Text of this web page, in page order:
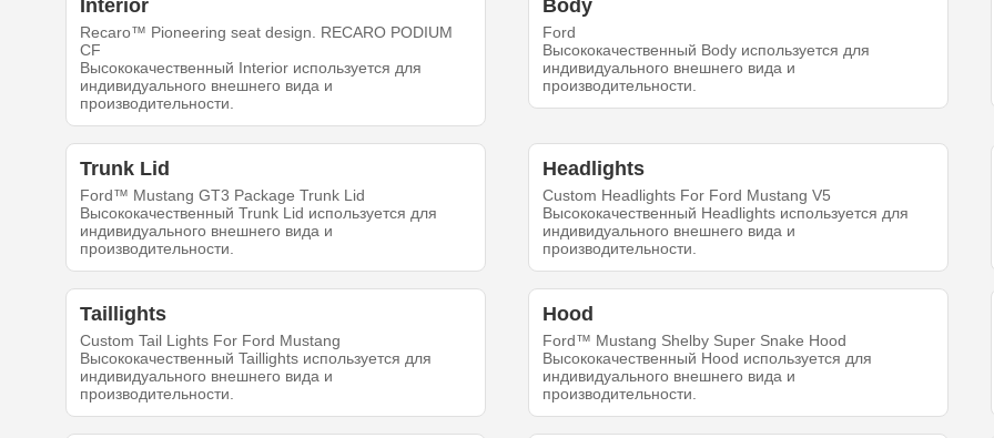
Interior
Recaro™ Pioneering seat design. RECARO PODIUM
CF
Высококачественный Interior используется для
индивидуального внешнего вида и
производительности.
Body
Ford
Высококачественный Body используется для
индивидуального внешнего вида и
производительности.
Trunk Lid
Ford™ Mustang GT3 Package Trunk Lid
Высококачественный Trunk Lid используется для
индивидуального внешнего вида и
производительности.
Headlights
Custom Headlights For Ford Mustang V5
Высококачественный Headlights используется для
индивидуального внешнего вида и
производительности.
Taillights
Custom Tail Lights For Ford Mustang
Высококачественный Taillights используется для
индивидуального внешнего вида и
производительности.
Hood
Ford™ Mustang Shelby Super Snake Hood
Высококачественный Hood используется для
индивидуального внешнего вида и
производительности.